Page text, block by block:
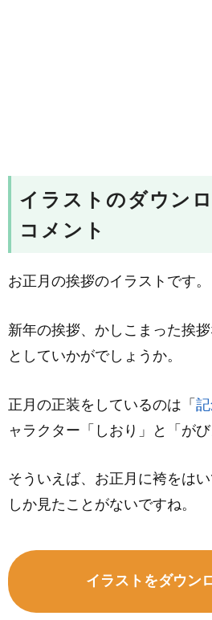
イラストのダウン
コメント
お正月の挨拶のイラストです。
新年の挨拶、かしこまった挨
としていかがでしょうか。
正月の正装をしているのは「
ャラクター「しおり」と「がび
そういえば、お正月に袴をは
しか見たことがないですね。
イラストをダウン